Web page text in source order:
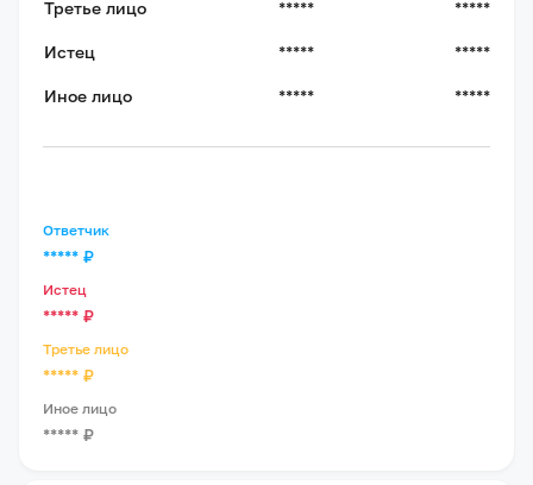
Третье лицо ***** *****
Истец ***** *****
Иное лицо ***** *****
Ответчик
***** ₽
Истец
***** ₽
Третье лицо
***** ₽
Иное лицо
***** ₽